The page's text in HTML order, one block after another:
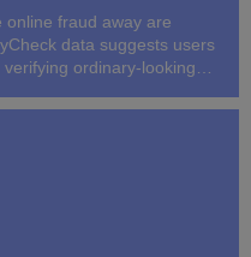
online fraud away are
data suggests users
ordinary-looking